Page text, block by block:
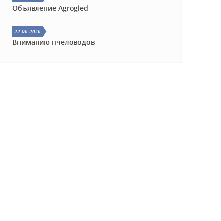
Объявление Agrogled
22-06-2026
Вниманию пчеловодов